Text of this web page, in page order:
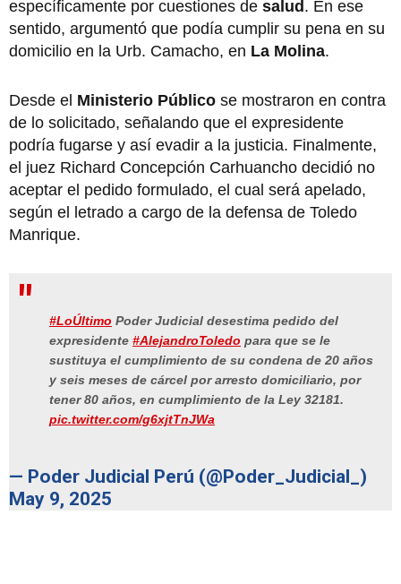
específicamente por cuestiones de salud. En ese
sentido, argumentó que podía cumplir su pena en su
domicilio en la Urb. Camacho, en La Molina.
Desde el Ministerio Público se mostraron en contra
de lo solicitado, señalando que el expresidente
podría fugarse y así evadir a la justicia. Finalmente,
el juez Richard Concepción Carhuancho decidió no
aceptar el pedido formulado, el cual será apelado,
según el letrado a cargo de la defensa de Toledo
Manrique.
#LoÚltimo Poder Judicial desestima pedido del
expresidente #AlejandroToledo para que se le
sustituya el cumplimiento de su condena de 20 años
y seis meses de cárcel por arresto domiciliario, por
tener 80 años, en cumplimiento de la Ley 32181.
pic.twitter.com/g6xjtTnJWa
— Poder Judicial Perú (@Poder_Judicial_)
May 9, 2025